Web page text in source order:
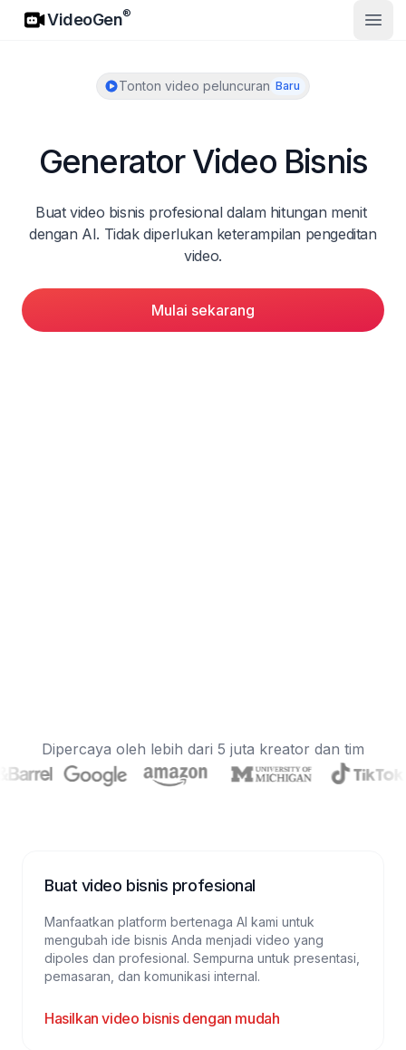
VideoGen
VideoGen®
Buka
Tonton video peluncuran Baru
Generator Video Bisnis
Buat video bisnis profesional dalam hitungan menit
dengan AI. Tidak diperlukan keterampilan pengeditan
video.
Mulai sekarang
Dipercaya oleh lebih dari 5 juta kreator dan tim
Buat video bisnis profesional
Manfaatkan platform bertenaga AI kami untuk
mengubah ide bisnis Anda menjadi video yang
dipoles dan profesional. Sempurna untuk presentasi,
pemasaran, dan komunikasi internal.
Hasilkan video bisnis dengan mudah